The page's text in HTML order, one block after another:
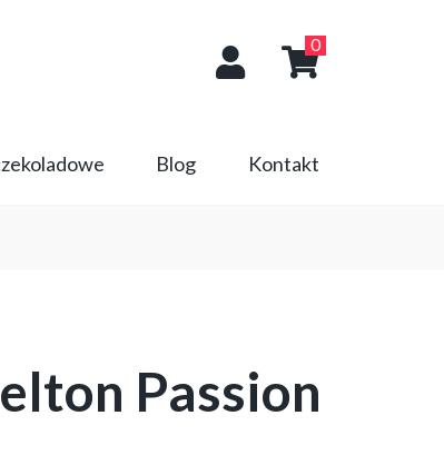
0
Blog Kontakt
Passion